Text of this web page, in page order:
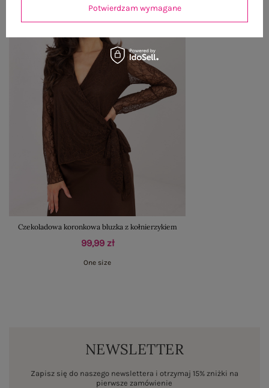
Czekoladowa koronkowa bluzka z kołnierzykiem
99,99 zł
One size
NEWSLETTER
Zapisz się do naszego newslettera i otrzymaj 15% zniżki na
pierwsze zamówienie
Potwierdzam wymagane